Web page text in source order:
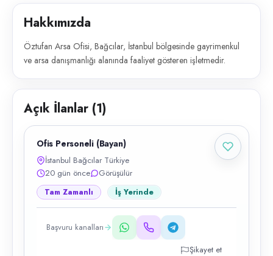
Hakkımızda
Öztufan Arsa Ofisi, Bağcılar, İstanbul bölgesinde gayrimenkul
ve arsa danışmanlığı alanında faaliyet gösteren işletmedir.
Açık İlanlar (1)
Ofis Personeli (Bayan)
İstanbul Bağcılar Türkiye
20 gün önce
Görüşülür
Tam Zamanlı İş Yerinde
Başvuru kanalları
Şikayet et